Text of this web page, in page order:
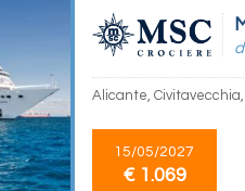
Alicante,
15/05/2027
€ 1.069